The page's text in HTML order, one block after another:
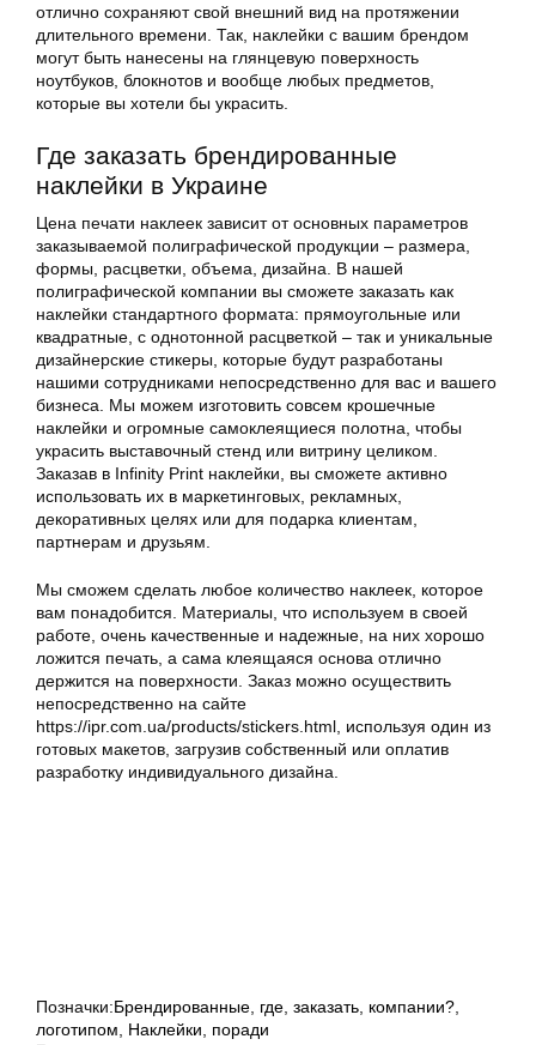
отлично сохраняют свой внешний вид на протяжении
длительного времени. Так, наклейки с вашим брендом
могут быть нанесены на глянцевую поверхность
ноутбуков, блокнотов и вообще любых предметов,
которые вы хотели бы украсить.
Где заказать брендированные
наклейки в Украине
Цена печати наклеек зависит от основных параметров
заказываемой полиграфической продукции – размера,
формы, расцветки, объема, дизайна. В нашей
полиграфической компании вы сможете заказать как
наклейки стандартного формата: прямоугольные или
квадратные, с однотонной расцветкой – так и уникальные
дизайнерские стикеры, которые будут разработаны
нашими сотрудниками непосредственно для вас и вашего
бизнеса. Мы можем изготовить совсем крошечные
наклейки и огромные самоклеящиеся полотна, чтобы
украсить выставочный стенд или витрину целиком.
Заказав в Infinity Print наклейки, вы сможете активно
использовать их в маркетинговых, рекламных,
декоративных целях или для подарка клиентам,
партнерам и друзьям.
Мы сможем сделать любое количество наклеек, которое
вам понадобится. Материалы, что используем в своей
работе, очень качественные и надежные, на них хорошо
ложится печать, а сама клеящаяся основа отлично
держится на поверхности. Заказ можно осуществить
непосредственно на сайте
https://ipr.com.ua/products/stickers.html, используя один из
готовых макетов, загрузив собственный или оплатив
разработку индивидуального дизайна.
Позначки:Брендированные где заказать компании?
логотипом
Наклейки поради